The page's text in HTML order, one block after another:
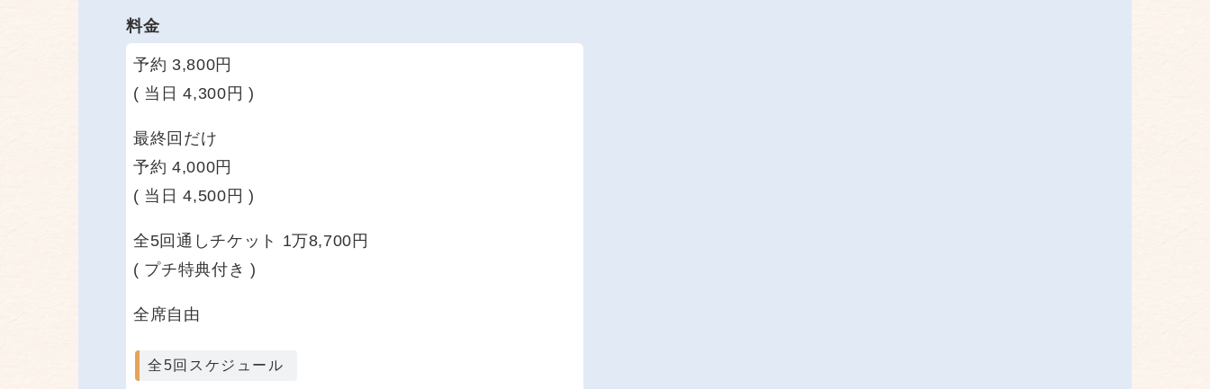
料金
予約 3,800円
( 当日 4,300円 )
最終回だけ
予約 4,000円
( 当日 4,500円 )
全5回通しチケット 1万8,700円
( プチ特典付き )
全席自由
全5回スケジュール